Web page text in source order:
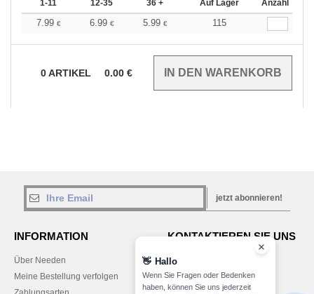
1-11 12-35 36 + Auf Lager Anzahl
7.99 € 6.99 € 5.99 € 115
0ARTIKEL 0.00 €
jetzt abonnieren!
INFORMATION
Über Needen
Meine Bestellung verfolgen
KONTAKTIEREN SIE UNS
Kunde
kunde@needen.at
Sales
👋 Hallo
Wenn Sie Fragen oder Bedenken
haben, können Sie uns jederzeit